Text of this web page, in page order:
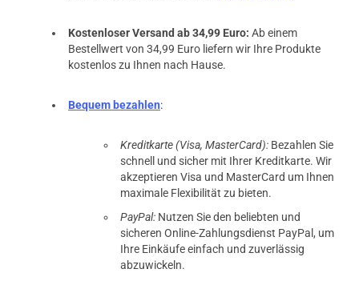
Kostenloser Versand ab 34,99 Euro: Ab einem
Bestellwert von 34,99 Euro liefern wir Ihre Produkte
kostenlos zu Ihnen nach Hause.
Bequem bezahlen:
Kreditkarte (Visa, MasterCard): Bezahlen Sie
schnell und sicher mit Ihrer Kreditkarte. Wir
akzeptieren Visa und MasterCard um Ihnen
maximale Flexibilität zu bieten.
PayPal: Nutzen Sie den beliebten und
sicheren Online-Zahlungsdienst PayPal, um
Ihre Einkäufe einfach und zuverlässig
abzuwickeln.